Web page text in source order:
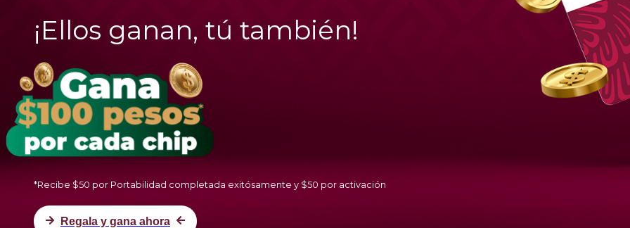
¡Ellos ganan, tú también!
*Recibe $50 por Portabilidad completada exitósamente y $50 por activación
Regala y gana ahora